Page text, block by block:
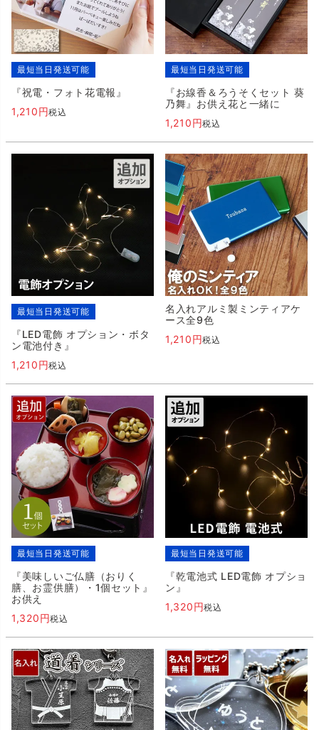
最短当日発送可能
『祝電・フォト花電報』
1,210
税込
最短当日発送可能
『お線香＆ろうそくセット 葵
乃舞』お供え花と一緒に
1,210
税込
最短当日発送可能
『LED電飾 オプション・ボタ
ン電池付き』
1,210
税込
名入れアルミ製ミンティアケ
ース全9色
1,210
税込
最短当日発送可能
『美味しいご仏膳（おりく
膳、お霊供膳）・1個セット』
お供え
1,320
税込
最短当日発送可能
『乾電池式 LED電飾 オプショ
ン』
1,320
税込